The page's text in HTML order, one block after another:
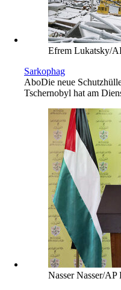
Efrem Lukatsky/
Sarkophag
AboDie neue
Tschernobyl hat am
Nasser Nasser/AP